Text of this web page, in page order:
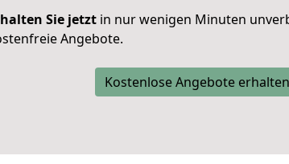
Sie jetzt in nur wenigen Minuten
Angebote.
Kostenlose Angebote erhalten